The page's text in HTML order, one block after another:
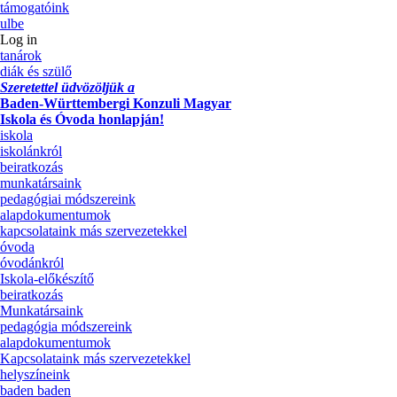
támogatóink
ulbe
Log in
tanárok
diák és szülő
Szeretettel üdvözöljük a
Baden-Württembergi Konzuli Magyar
Iskola és Óvoda honlapján!
iskola
iskolánkról
beiratkozás
munkatársaink
pedagógiai módszereink
alapdokumentumok
kapcsolataink más szervezetekkel
óvoda
óvodánkról
Iskola-előkészítő
beiratkozás
Munkatársaink
pedagógia módszereink
alapdokumentumok
Kapcsolataink más szervezetekkel
helyszíneink
baden baden